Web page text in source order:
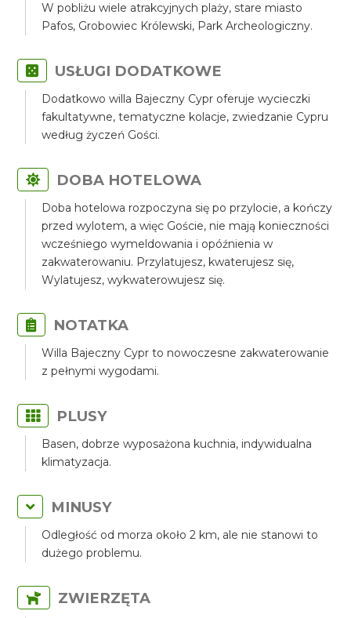
W pobliżu wiele atrakcyjnych plaży, stare miasto
Pafos, Grobowiec Królewski, Park Archeologiczny.
USŁUGI DODATKOWE
Dodatkowo willa Bajeczny Cypr oferuje wycieczki
fakultatywne, tematyczne kolacje, zwiedzanie Cypru
według życzeń Gości.
DOBA HOTELOWA
Doba hotelowa rozpoczyna się po przylocie, a kończy
przed wylotem, a więc Goście, nie mają konieczności
wcześniego wymeldowania i opóźnienia w
zakwaterowaniu. Przylatujesz, kwaterujesz się,
Wylatujesz, wykwaterowujesz się.
NOTATKA
Willa Bajeczny Cypr to nowoczesne zakwaterowanie
z pełnymi wygodami.
PLUSY
Basen, dobrze wyposażona kuchnia, indywidualna
klimatyzacja.
MINUSY
Odległość od morza około 2 km, ale nie stanowi to
dużego problemu.
ZWIERZĘTA